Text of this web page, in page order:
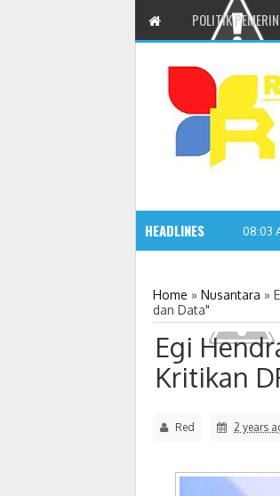
POLITIK
HEADLINES 08:03
Home » Nusantara »
dan Data"
Egi
Kritikan
Red 2 years